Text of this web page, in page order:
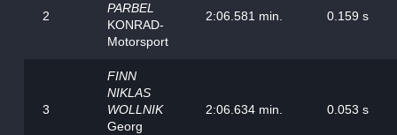
2
PARBEL
KONRAD-
Motorsport
2:06.581 min. 0.159 s
3
FINN
NIKLAS
WOLLNIK
Georg
2:06.634 min. 0.053 s